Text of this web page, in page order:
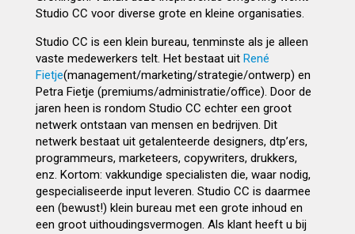
Studio CC voor diverse grote en kleine organisaties.
Studio CC is een klein bureau, tenminste als je alleen
vaste medewerkers telt. Het bestaat uit René
Fietje(management/marketing/strategie/ontwerp) en
Petra Fietje (premiums/administratie/office). Door de
jaren heen is rondom Studio CC echter een groot
netwerk ontstaan van mensen en bedrijven. Dit
netwerk bestaat uit getalenteerde designers, dtp’ers,
programmeurs, marketeers, copywriters, drukkers,
enz. Kortom: vakkundige specialisten die, waar nodig,
gespecialiseerde input leveren. Studio CC is daarmee
een (bewust!) klein bureau met een grote inhoud en
een groot uithoudingsvermogen. Als klant heeft u bij